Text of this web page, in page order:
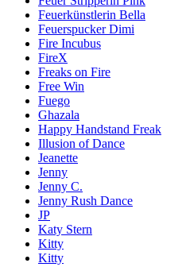
Feuerkünstlerin Bella
Feuerspucker Dimi
Fire Incubus
FireX
Freaks on Fire
Free Win
Fuego
Ghazala
Happy Handstand Freak
Illusion of Dance
Jeanette
Jenny
Jenny C.
Jenny Rush Dance
JP
Katy Stern
Kitty
Kitty